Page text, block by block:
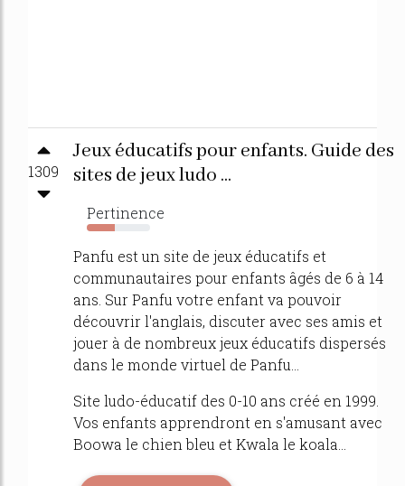
1309
Jeux éducatifs pour enfants. Guide des
sites de jeux ludo ...
Pertinence
44%
Panfu est un site de jeux éducatifs et
communautaires pour enfants âgés de 6 à 14
ans. Sur Panfu votre enfant va pouvoir
découvrir l'anglais, discuter avec ses amis et
jouer à de nombreux jeux éducatifs dispersés
dans le monde virtuel de Panfu...
Site ludo-éducatif des 0-10 ans créé en 1999.
Vos enfants apprendront en s'amusant avec
Boowa le chien bleu et Kwala le koala...